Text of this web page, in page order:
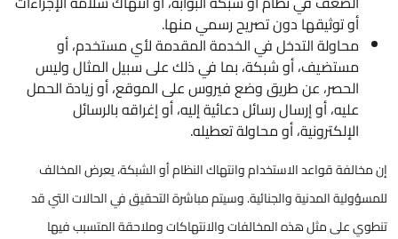
أو توثيقها دون تصريح رسمي منها.
محاولة التدخل في الخدمة المقدمة لأي مستخدم، أو
مستضيف، أو شبكة، بما في ذلك على سبيل المثال وليس
الحصر، عن طريق وضع فيروس على الموقع، أو زيادة الحمل
عليه، أو إرسال رسائل دعائية إليه، أو إغراقه بالرسائل
الإلكترونية، أو محاولة تعطيله.​​​​
إن مخالفة قواعد الاستخدام وانتهاك النظام أو الشبكة، يعرض المخالف
للمسؤولية المدنية والجنائية. وسيتم مباشرة التحقيق في الحالات التي قد
تنطوي على مثل هذه المخالفات والانتهاكات وملاحقة المتسبب فيها